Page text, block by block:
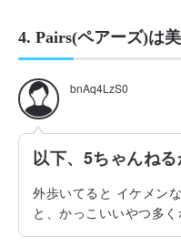
4. Pairs(ペアーズ)は
bnAq4LzS0
以下、5ちゃんね
外歩いてると イケメン
と、かっこいいやつ多く